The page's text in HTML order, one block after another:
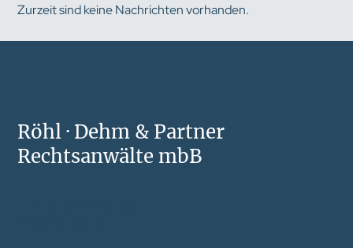
Zurzeit sind keine Nachrichten vorhanden.
Röhl · Dehm & Partner
Rechtsanwälte mbB